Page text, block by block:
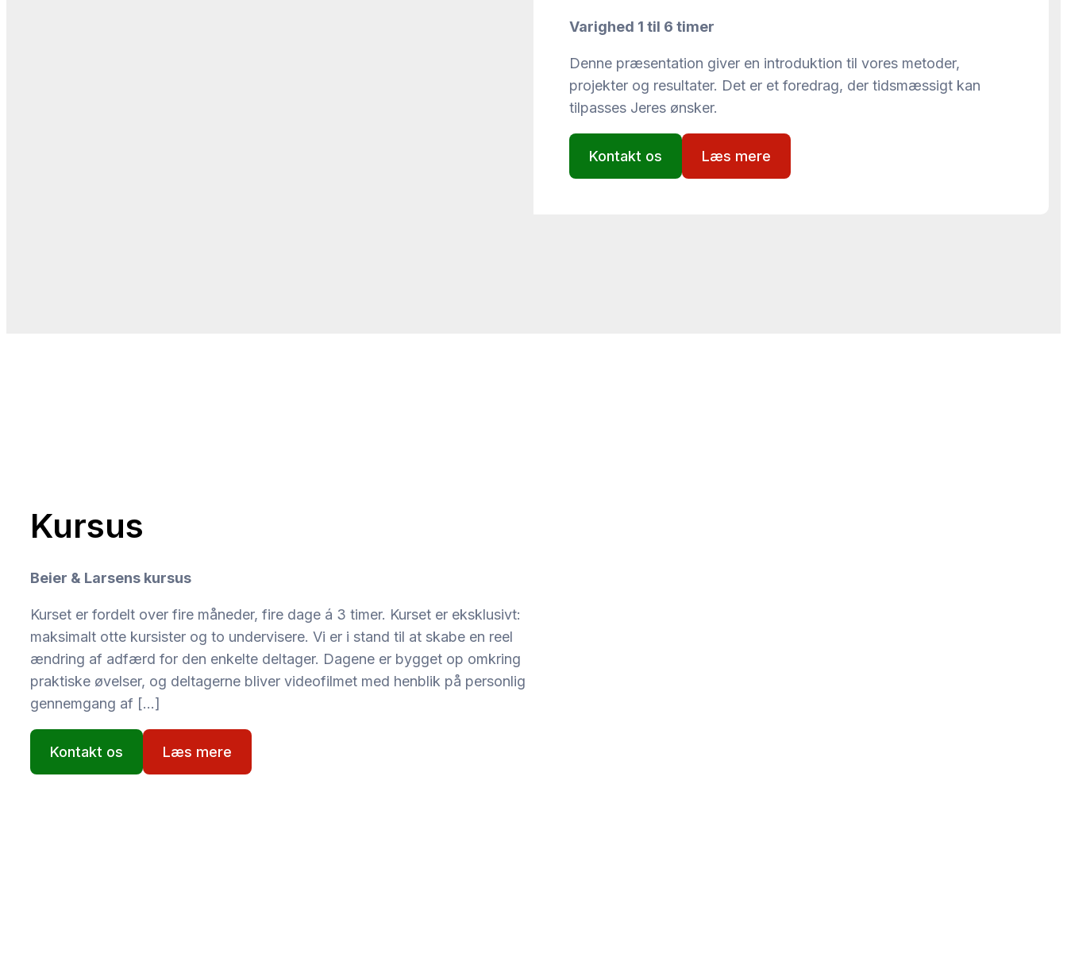
Varighed 1 til 6 timer
Denne præsentation giver en introduktion til vores metoder,
projekter og resultater. Det er et foredrag, der tidsmæssigt kan
tilpasses Jeres ønsker.
Kontakt os Læs mere
Kursus
Beier & Larsens kursus
Kurset er fordelt over fire måneder, fire dage á 3 timer. Kurset er eksklusivt:
maksimalt otte kursister og to undervisere. Vi er i stand til at skabe en reel
ændring af adfærd for den enkelte deltager. Dagene er bygget op omkring
praktiske øvelser, og deltagerne bliver videofilmet med henblik på personlig
gennemgang af […]
Kontakt os Læs mere